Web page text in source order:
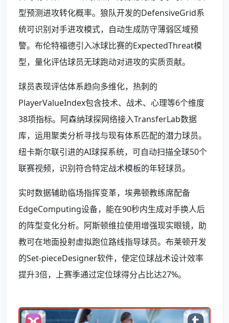
型预测进攻转化概率。狼队开发的DefensiveGrid系
统可识别对手进攻模式，自动生成防守薄弱区域预
警。布伦特福德引入冰球比赛的ExpectedThreat模
型，量化评估球员无球跑动对进攻的实质贡献。
球员表现评估体系趋向多维化，热刺的
PlayerValueIndex包含技术、战术、心理等6个维度
38项指标。阿森纳球探网络接入TransferLab数据
库，运用聚类分析寻找与现有体系匹配的潜力球员。
纽卡斯尔联引进的AI球探系统，可自动扫描全球50个
联赛视频，识别符合特定战术模板的年轻球员。
实时数据辅助临场指挥变革，埃弗顿教练席配备
EdgeComputing设备，能在90秒内生成对手换人后
的阵型变化分析。阿斯顿维拉使用增强现实眼镜，助
教可在地面投射虚拟跑位路线指导球员。布莱顿开发
的Set-pieceDesigner软件，使定位球战术设计效率
提升3倍，上赛季通过定位球得分占比达27%。